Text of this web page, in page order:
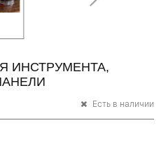
ИНСТРУМЕНТА,
Есть в наличии